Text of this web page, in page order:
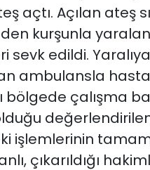
açtı. Açılan ateş
kurşunla
sevk edildi.
ambulansla
bölgede çalışma
işlemlerinin
çıkarıldığı